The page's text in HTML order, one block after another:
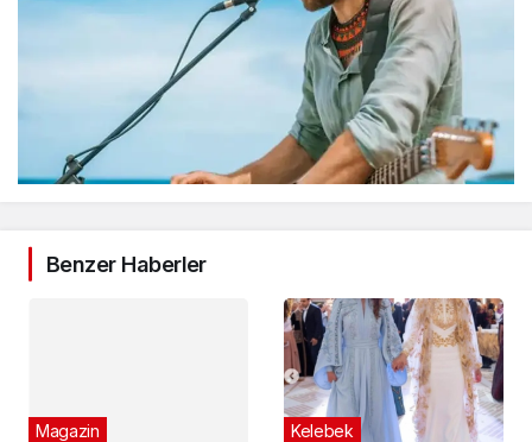
Benzer Haberler
5 yıl önce Kelebek